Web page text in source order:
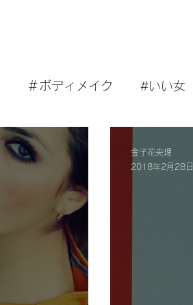
＃ボディメイク #いい女
金子花央理
2018年2月28日